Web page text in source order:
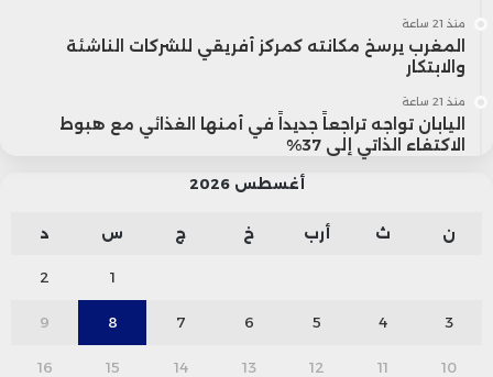
منذ 21 ساعة
المغرب يرسخ مكانته كمركز أفريقي للشركات الناشئة
والابتكار
منذ 21 ساعة
اليابان تواجه تراجعاً جديداً في أمنها الغذائي مع هبوط
الاكتفاء الذاتي إلى 37%
أغسطس 2026
ن ث أرب خ ج س د
1
2
3
4
5
6
7
8
9
10
11
12
13
14
15
16